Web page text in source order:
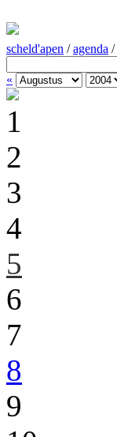
scheld'apen /agenda /
«
1
2
3
4
5
6
7
8
9